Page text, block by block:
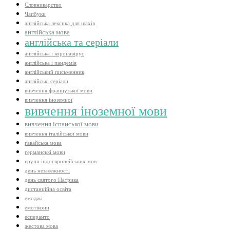
Словникарство
Чапбуки
англійська лексика для шахів
англійська мова
англійська та серіали
англійська і коронавірус
англійська і пандемія
англійський письменник
англійські серіали
вивчення французької мови
вивчення іноземної
вивчення іноземної мови
вивчення іспанської мови
вивчення італійської мови
гавайська мова
германські мови
групи індоєвропейських мов
день незалежності
день святого Патрика
дистанційна освіта
емоджі
емотікони
есперанто
жестова мова